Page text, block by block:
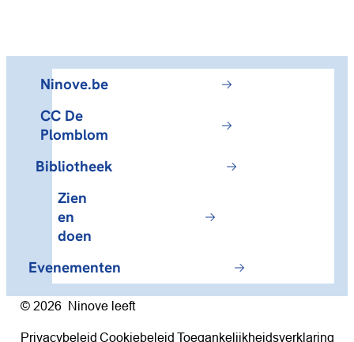
Ninove.be
CC De
Plomblom
Bibliotheek
Zien
en
doen
Evenementen
© 2026 Ninove leeft
Privacybeleid Cookiebeleid Toegankelijkheidsverklaring